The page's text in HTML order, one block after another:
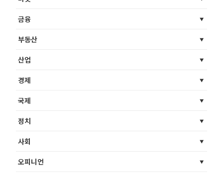
금융
부동산
산업
경제
국제
정치
사회
오피니언